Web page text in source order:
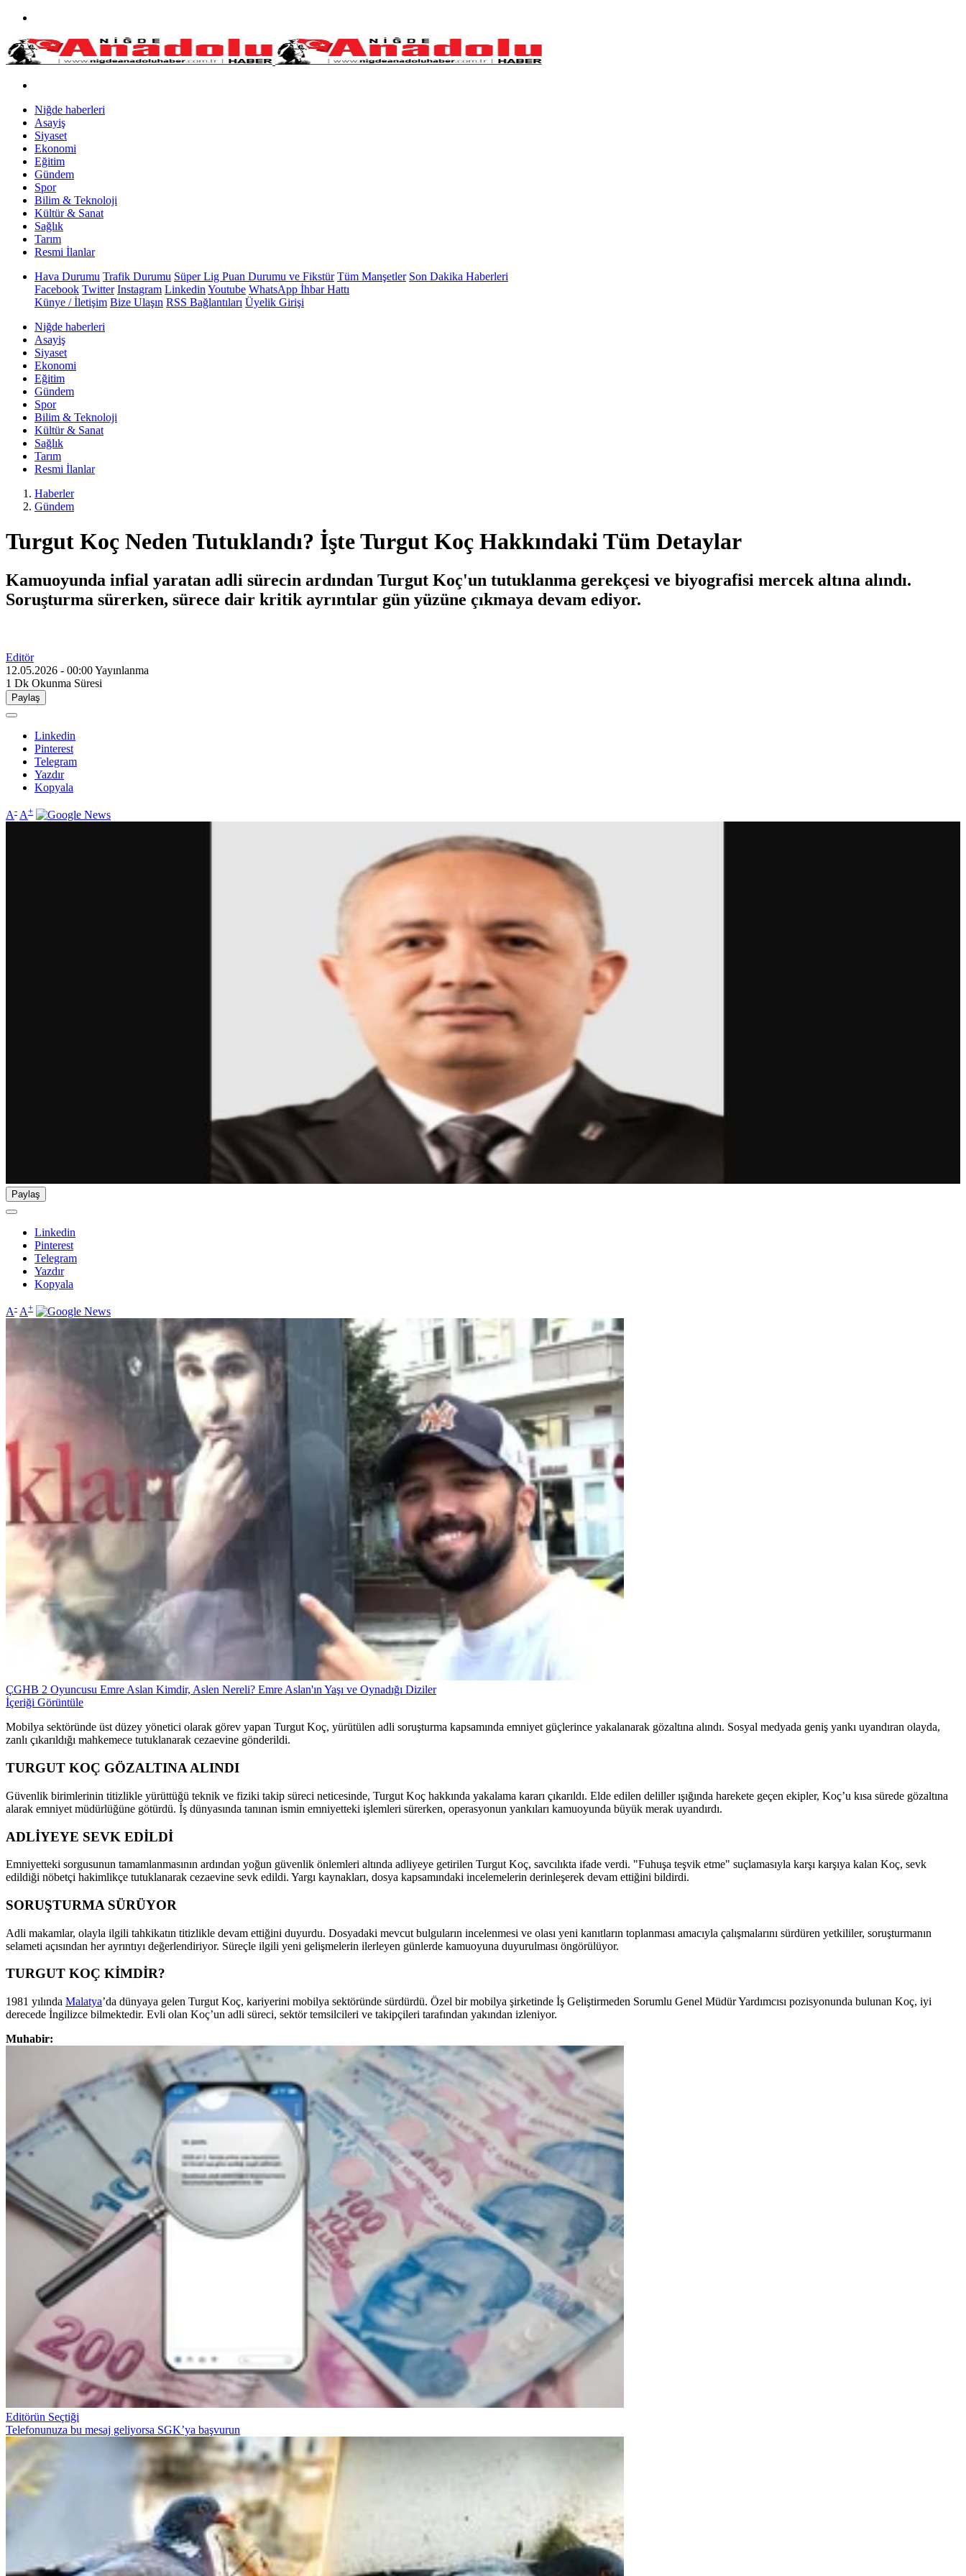
Niğde haberleri
Asayiş
Siyaset
Ekonomi
Eğitim
Gündem
Spor
Bilim & Teknoloji
Kültür & Sanat
Sağlık
Tarım
Resmi İlanlar
Hava Durumu Trafik Durumu Süper Lig Puan Durumu ve Fikstür Tüm Manşetler Son Dakika Haberleri
Facebook Twitter Instagram Linkedin Youtube WhatsApp İhbar Hattı
Künye / İletişim Bize Ulaşın RSS Bağlantıları Üyelik Girişi
Niğde haberleri
Asayiş
Siyaset
Ekonomi
Eğitim
Gündem
Spor
Bilim & Teknoloji
Kültür & Sanat
Sağlık
Tarım
Resmi İlanlar
Haberler
Gündem
Turgut Koç Neden Tutuklandı? İşte Turgut Koç Hakkındaki Tüm Detaylar
Kamuoyunda infial yaratan adli sürecin ardından Turgut Koç'un tutuklanma gerekçesi ve biyografisi mercek altına alındı.
Soruşturma sürerken, sürece dair kritik ayrıntılar gün yüzüne çıkmaya devam ediyor.
Editör
12.05.2026 - 00:00Yayınlanma
1 Dk Okunma Süresi
Paylaş
Linkedin
Pinterest
Telegram
Yazdır
Kopyala
A- A+
Paylaş
Linkedin
Pinterest
Telegram
Yazdır
Kopyala
A- A+
ÇGHB 2 Oyuncusu Emre Aslan Kimdir, Aslen Nereli? Emre Aslan'ın Yaşı ve Oynadığı Diziler
İçeriği Görüntüle
Mobilya sektöründe üst düzey yönetici olarak görev yapan Turgut Koç, yürütülen adli soruşturma kapsamında emniyet güçlerince yakalanarak gözaltına alındı. Sosyal medyada geniş yankı uyandıran olayda,
zanlı çıkarıldığı mahkemece tutuklanarak cezaevine gönderildi.
TURGUT KOÇ GÖZALTINA ALINDI
Güvenlik birimlerinin titizlikle yürüttüğü teknik ve fiziki takip süreci neticesinde, Turgut Koç hakkında yakalama kararı çıkarıldı. Elde edilen deliller ışığında harekete geçen ekipler, Koç’u kısa sürede gözaltına
alarak emniyet müdürlüğüne götürdü. İş dünyasında tanınan ismin emniyetteki işlemleri sürerken, operasyonun yankıları kamuoyunda büyük merak uyandırdı.
ADLİYEYE SEVK EDİLDİ
Emniyetteki sorgusunun tamamlanmasının ardından yoğun güvenlik önlemleri altında adliyeye getirilen Turgut Koç, savcılıkta ifade verdi. "Fuhuşa teşvik etme" suçlamasıyla karşı karşıya kalan Koç, sevk
edildiği nöbetçi hakimlikçe tutuklanarak cezaevine sevk edildi. Yargı kaynakları, dosya kapsamındaki incelemelerin derinleşerek devam ettiğini bildirdi.
SORUŞTURMA SÜRÜYOR
Adli makamlar, olayla ilgili tahkikatın titizlikle devam ettiğini duyurdu. Dosyadaki mevcut bulguların incelenmesi ve olası yeni kanıtların toplanması amacıyla çalışmalarını sürdüren yetkililer, soruşturmanın
selameti açısından her ayrıntıyı değerlendiriyor. Süreçle ilgili yeni gelişmelerin ilerleyen günlerde kamuoyuna duyurulması öngörülüyor.
TURGUT KOÇ KİMDİR?
1981 yılında Malatya’da dünyaya gelen Turgut Koç, kariyerini mobilya sektöründe sürdürdü. Özel bir mobilya şirketinde İş Geliştirmeden Sorumlu Genel Müdür Yardımcısı pozisyonunda bulunan Koç, iyi
derecede İngilizce bilmektedir. Evli olan Koç’un adli süreci, sektör temsilcileri ve takipçileri tarafından yakından izleniyor.
Muhabir:
Editörün Seçtiği
Telefonunuza bu mesaj geliyorsa SGK’ya başvurun